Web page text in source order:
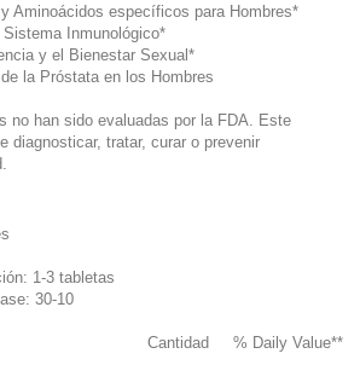
Aminoácidos específicos para Hombres*
Inmunológico*
y el Bienestar Sexual*
la Próstata en los Hombres
no han sido evaluadas por la FDA. Este
diagnosticar, tratar, curar o prevenir
1-3 tabletas
30-10
Cantidad % Daily Value**